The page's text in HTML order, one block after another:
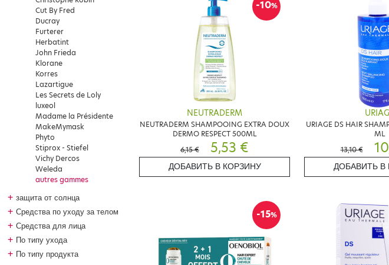
Cut By Fred
Ducray
Furterer
Herbatint
John Frieda
Klorane
Korres
Lazartigue
Les Secrets de Loly
luxeol
Madame la Présidente
MakeMymask
Phyto
Stiprox - Stiefel
Vichy Dercos
Weleda
autres gammes
+ защита от солнца
+ Средства по уходу за телом
+ Средства для лица
+ По типу ухода
+ По типу продукта
-10%
NEUTRADERM
NEUTRADERM SHAMPOOING EXTRA DOUX
DERMO RESPECT 500ML
6,15 €
5,53 €
ДОБАВИТЬ В КОРЗИНУ
URIAGE DS HAIR
ML
13,10 €
ДОБАВИТЬ В
-15%